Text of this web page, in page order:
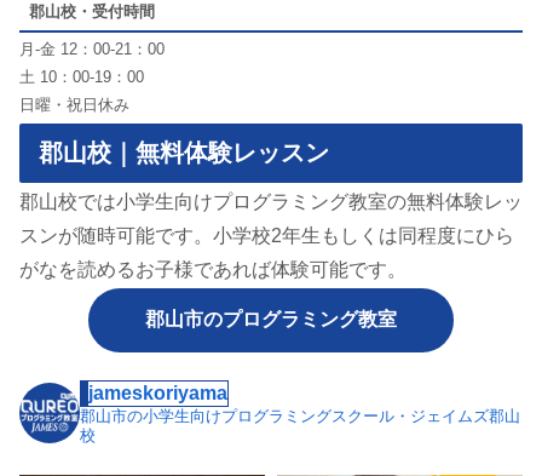
郡山校・受付時間
月-金 12：00-21：00
土 10：00-19：00
日曜・祝日休み
郡山校｜無料体験レッスン
郡山校では小学生向けプログラミング教室の無料体験レッ
スンが随時可能です。小学校2年生もしくは同程度にひら
がなを読めるお子様であれば体験可能です。
郡山市のプログラミング教室
jameskoriyama
郡山市の小学生向けプログラミングスクール・ジェイムズ郡山
校